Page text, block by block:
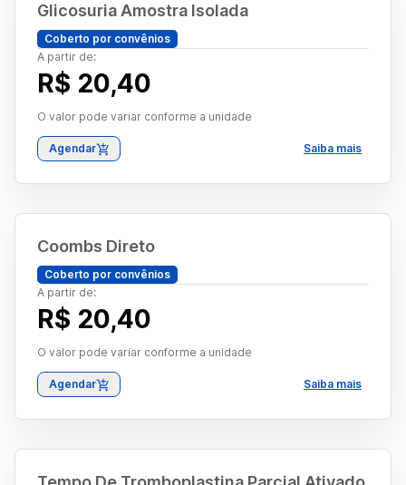
Glicosuria Amostra Isolada
Coberto por convênios
A partir de:
R$ 20,40
O valor pode variar conforme a unidade
Agendar Saiba mais
Coombs Direto
Coberto por convênios
A partir de:
R$ 20,40
O valor pode variar conforme a unidade
Agendar Saiba mais